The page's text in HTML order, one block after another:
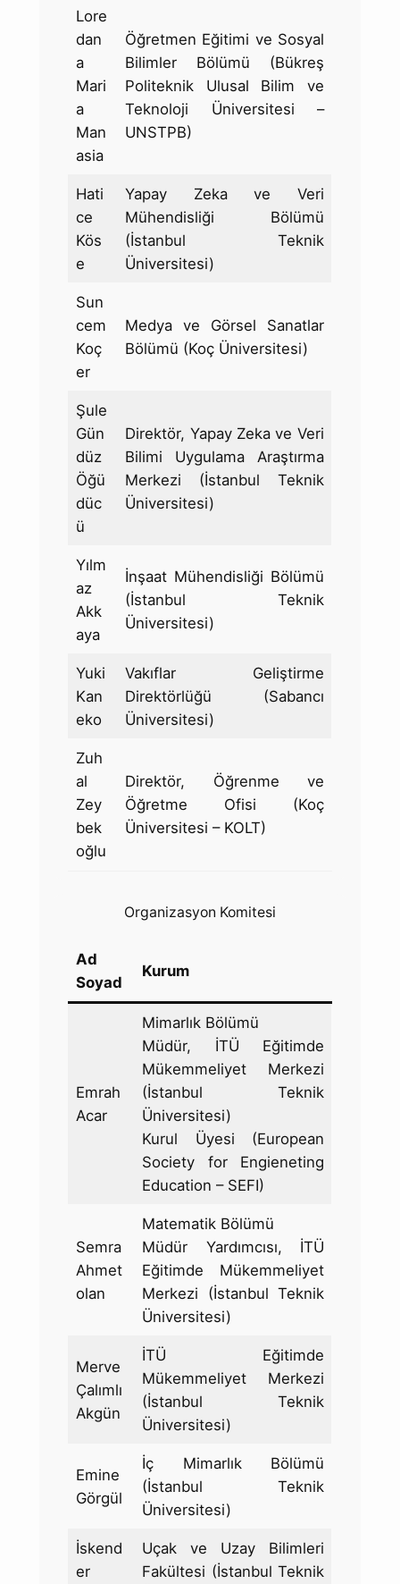
Lore
dan
a
Mari
a
Man
asia
Öğretmen Eğitimi ve Sosyal
Bilimler Bölümü (Bükreş
Politeknik Ulusal Bilim ve
Teknoloji Üniversitesi –
UNSTPB)
Hati
ce
Kös
e
Yapay Zeka ve Veri
Mühendisliği Bölümü
(İstanbul Teknik
Üniversitesi)
Sun
cem
Koç
er
Medya ve Görsel Sanatlar
Bölümü (Koç Üniversitesi)
Şule
Gün
düz
Öğü
düc
ü
Direktör, Yapay Zeka ve Veri
Bilimi Uygulama Araştırma
Merkezi (İstanbul Teknik
Üniversitesi)
Yılm
az
Akk
aya
İnşaat Mühendisliği Bölümü
(İstanbul Teknik
Üniversitesi)
Yuki
Kan
eko
Vakıflar Geliştirme
Direktörlüğü (Sabancı
Üniversitesi)
Zuh
al
Zey
bek
oğlu
Direktör, Öğrenme ve
Öğretme Ofisi (Koç
Üniversitesi – KOLT)
Organizasyon Komitesi
Ad
Soyad
Kurum
Emrah
Acar
Mimarlık Bölümü
Müdür, İTÜ Eğitimde
Mükemmeliyet Merkezi
(İstanbul Teknik
Üniversitesi)
Kurul Üyesi (European
Society for Engieneting
Education – SEFI)
Semra
Ahmet
olan
Matematik Bölümü
Müdür Yardımcısı, İTÜ
Eğitimde Mükemmeliyet
Merkezi (İstanbul Teknik
Üniversitesi)
Merve
Çalımlı
Akgün
İTÜ Eğitimde
Mükemmeliyet Merkezi
(İstanbul Teknik
Üniversitesi)
Emine
Görgül
İç Mimarlık Bölümü
(İstanbul Teknik
Üniversitesi)
İskend
er
Uçak ve Uzay Bilimleri
Fakültesi (İstanbul Teknik